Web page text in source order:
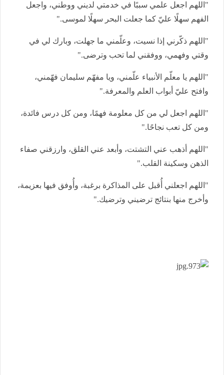
"اللهم اجعل علمي سببًا في خدمتي لديني ووطني، واجعل
الفهم سهلًا عليّ كما جعلت البحر سهلًا لموسى."
"اللهم ذكّرني إذا نسيت، وعلّمني ما جهلت، وبارك لي في
وقتي وفهمي، ووفقني لما تحب وترضى."
"اللهم يا معلّم الأنبياء علّمني، ويا مفهّم سليمان فهّمني،
وافتح عليّ أبواب العلم والمعرفة."
"اللهم اجعل لي من كل معلومة فهمًا، ومن كل درس فائدة،
ومن كل تعب نجاحًا."
"اللهم أذهب عني التشتت، وأبعد عني القلق، وارزقني صفاء
الذهن وسكينة القلب."
"اللهم اجعلني أُقبل على المذاكرة برغبة، وأُوفق فيها بعزيمة،
وأخرج منها بنتائج ترضيني وترضيك."